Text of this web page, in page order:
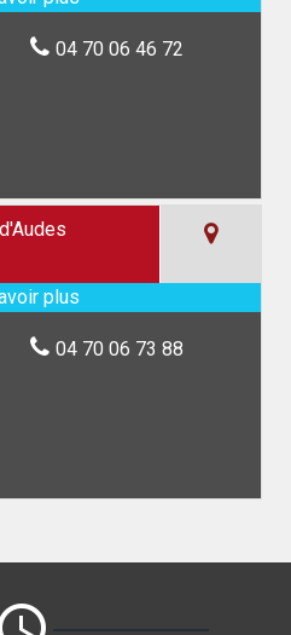
04 70 06 46 72
04 70 06 73 88